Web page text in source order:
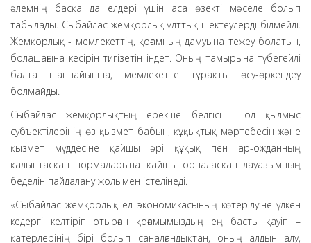
әлемнің басқа да елдері үшін аса өзекті мәселе болып
табылады. Сыбайлас жемқорлық ұлттық шектеулерді білмейді.
Жемқорлық - мемлекеттің, қоғамның дамуына тежеу болатын,
болашағына кесірін тигізетін індет. Оның тамырына түбегейлі
балта шаппайынша, мемлекетте тұрақты өсу-өркендеу
болмайды.
Сыбайлас жемқорлықтың ерекше белгісі - ол қылмыс
субъектілерінің өз қызмет бабын, құқықтық мәртебесін және
қызмет мүддесіне қайшы әрі құқық пен ар-ожданның
қалыптасқан нормаларына қайшы орналасқан лауазымның
беделін пайдалану жолымен істелінеді.
«Сыбайлас жемқорлық ел экономикасының көтерілуіне үлкен
кедергі келтіріп отырған қоғамымыздың ең басты қауіп –
қатерлерінің бірі болып саналғандықтан, оның алдын алу,